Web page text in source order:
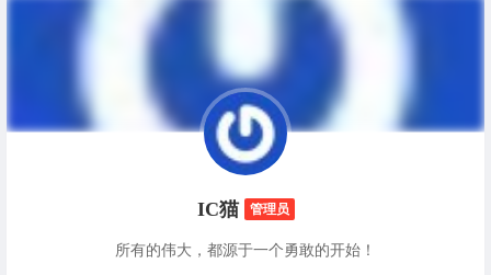
IC猫 管理员
所有的伟大，都源于一个勇敢的开始！